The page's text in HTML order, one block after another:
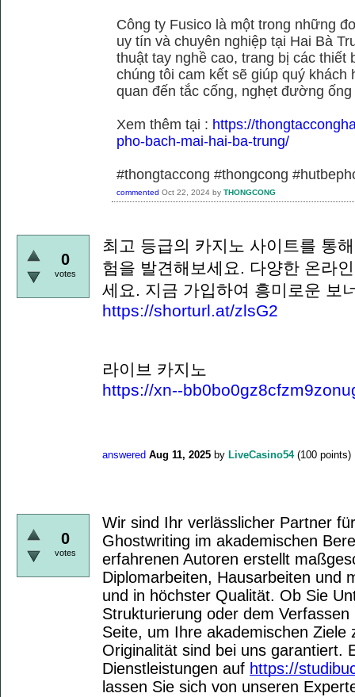
Công ty Fusico là một trong những
uy tín và chuyên nghiệp tại Hai Bà
thuật tay nghề cao, trang bị các thiết
chúng tôi cam kết sẽ giúp quý
quan đến tắc cống, nghẹt đường
Xem thêm tại : https://
pho-bach-mai-hai-ba-trung/
#thongtaccong #thongcong
commented Oct 22, 2024 by THONGCONG
0
votes
최고 등급의 카지노 사이트를 통
험을 발견해보세요. 다양한 온라
세요. 지금 가입하여 흥미로운 보
https://shorturl.at/zlsG2
라이브 카지노
https://xn--
answered Aug 11, 2025 by LiveCasino54 (100 points)
0
votes
Wir sind Ihr verlässlicher Partner
Ghostwriting im akademischen
erfahrenen Autoren erstellt
Diplomarbeiten, Hausarbeiten und
und in höchster Qualität. Ob Sie
Strukturierung oder dem
Seite, um Ihre akademischen Ziele
Originalität sind bei uns garantiert.
Dienstleistungen auf https://
lassen Sie sich von unseren